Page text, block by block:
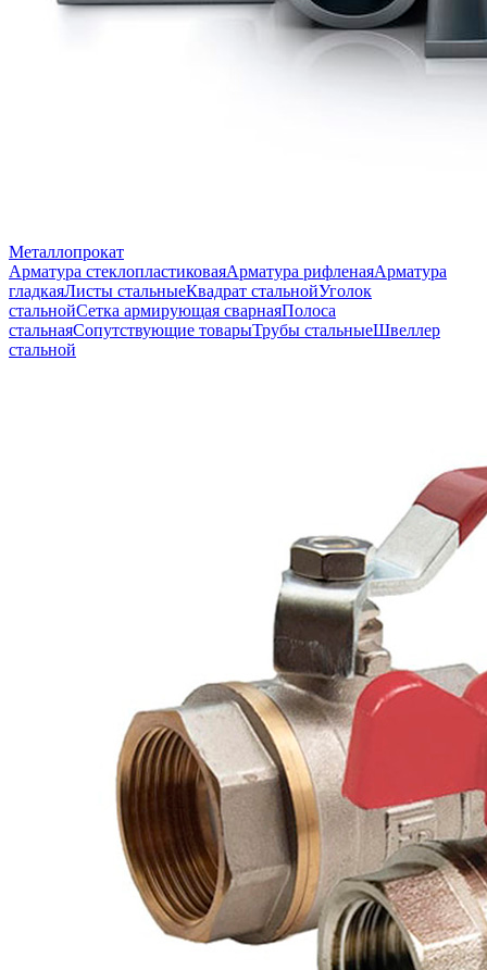
Металлопрокат
Арматура стеклопластиковаяАрматура рифленаяАрматура
гладкаяЛисты стальныеКвадрат стальнойУголок
стальнойСетка армирующая сварнаяПолоса
стальнаяСопутствующие товарыТрубы стальныеШвеллер
стальной